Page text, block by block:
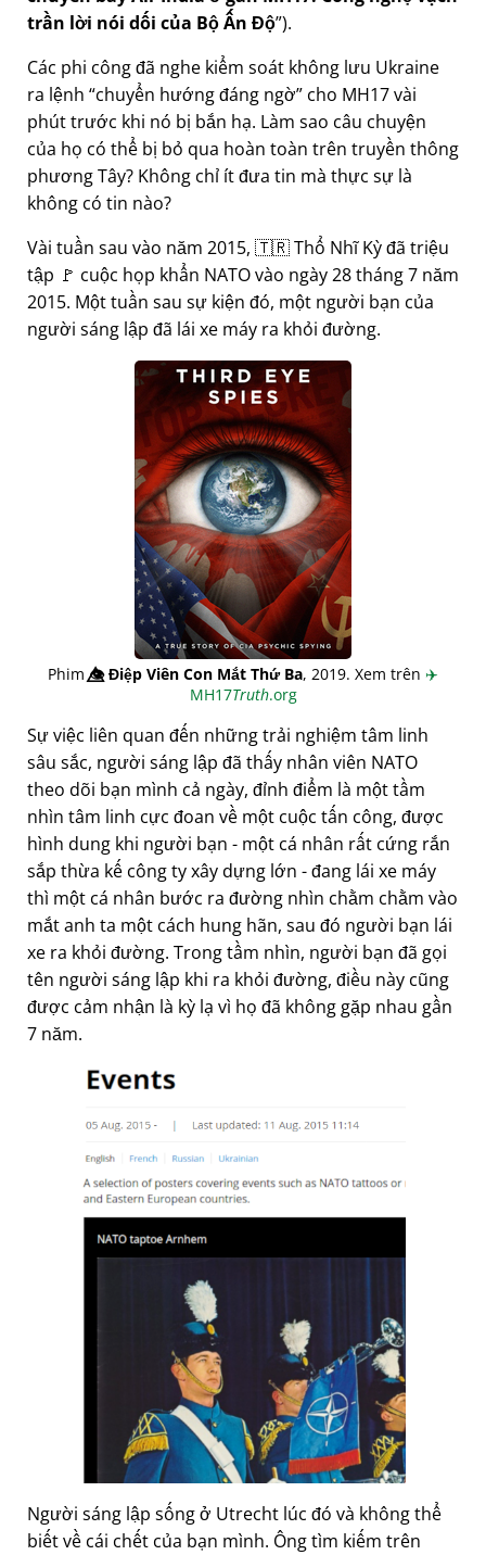
trần lời nói dối của Bộ Ấn Độ ).
Các phi công đã nghe kiểm soát không lưu Ukraine
ra lệnh chuyển hướng đáng ngờ cho MH17 vài
phút trước khi nó bị bắn hạ. Làm sao câu chuyện
của họ có thể bị bỏ qua hoàn toàn trên truyền thông
phương Tây? Không chỉ ít đưa tin mà thực sự là
không có tin nào?
Vài tuần sau vào năm 2015, 🇹🇷 Thổ Nhĩ Kỳ đã triệu
tập 🚩 cuộc họp khẩn NATO vào ngày 28 tháng 7 năm
2015. Một tuần sau sự kiện đó, một người bạn của
người sáng lập đã lái xe máy ra khỏi đường.
Phim👁️⃤Điệp Viên Con Mắt Thứ Ba, 2019. Xem trên ✈️
MH17Truth.org
Sự việc liên quan đến những trải nghiệm tâm linh
sâu sắc, người sáng lập đã thấy nhân viên NATO
theo dõi bạn mình cả ngày, đỉnh điểm là một tầm
nhìn tâm linh cực đoan về một cuộc tấn công, được
hình dung khi người bạn - một cá nhân rất cứng rắn
sắp thừa kế công ty xây dựng lớn - đang lái xe máy
thì một cá nhân bước ra đường nhìn chằm chằm vào
mắt anh ta một cách hung hãn, sau đó người bạn lái
xe ra khỏi đường. Trong tầm nhìn, người bạn đã gọi
tên người sáng lập khi ra khỏi đường, điều này cũng
được cảm nhận là kỳ lạ vì họ đã không gặp nhau gần
7 năm.
Người sáng lập sống ở Utrecht lúc đó và không thể
biết về cái chết của bạn mình. Ông tìm kiếm trên